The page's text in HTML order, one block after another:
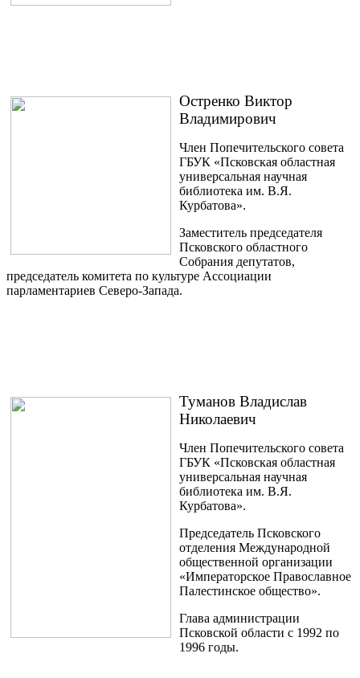
Остренко Виктор
Владимирович
Член Попечительского совета
ГБУК «Псковская областная
универсальная научная
библиотека им. В.Я.
Курбатова».
Заместитель председателя
Псковского областного
Собрания депутатов,
председатель комитета по культуре Ассоциации
парламентариев Северо-Запада.
Туманов Владислав
Николаевич
Член Попечительского совета
ГБУК «Псковская областная
универсальная научная
библиотека им. В.Я.
Курбатова».
Председатель Псковского
отделения Международной
общественной организации
«Императорское Православное
Палестинское общество».
Глава администрации
Псковской области с 1992 по
1996 годы.